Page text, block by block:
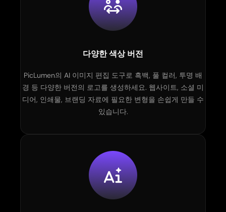
다양한 색상 버전
PicLumen의 AI 이미지 편집 도구로 흑백, 풀 컬러, 투명 배
경 등 다양한 버전의 로고를 생성하세요. 웹사이트, 소셜 미
디어, 인쇄물, 브랜딩 자료에 필요한 변형을 손쉽게 만들 수
있습니다.